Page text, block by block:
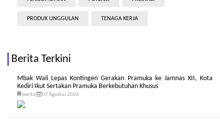
PRODUK UNGGULAN TENAGA KERJA
Berita Terkini
Mbak Wali Lepas Kontingen Gerakan Pramuka ke Jamnas XII, Kota
Kediri Ikut Sertakan Pramuka Berkebutuhan Khusus
berita 07 Agustus 2026